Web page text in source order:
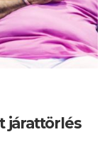
járattörlés